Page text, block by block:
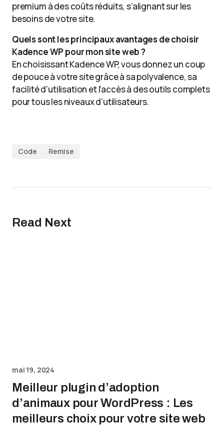
premium à des coûts réduits, s’alignant sur les
besoins de votre site.
Quels sont les principaux avantages de choisir
Kadence WP pour mon site web ?
En choisissant Kadence WP, vous donnez un coup
de pouce à votre site grâce à sa polyvalence, sa
facilité d’utilisation et l’accès à des outils complets
pour tous les niveaux d’utilisateurs.
Code Remise
Read Next
mai 19, 2024
Meilleur plugin d’adoption
d’animaux pour WordPress : Les
meilleurs choix pour votre site web